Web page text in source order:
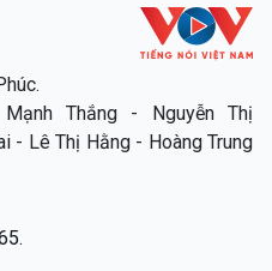
Mạnh Thắng - Nguyễn Thị
- Lê Thị Hằng - Hoàng Trung